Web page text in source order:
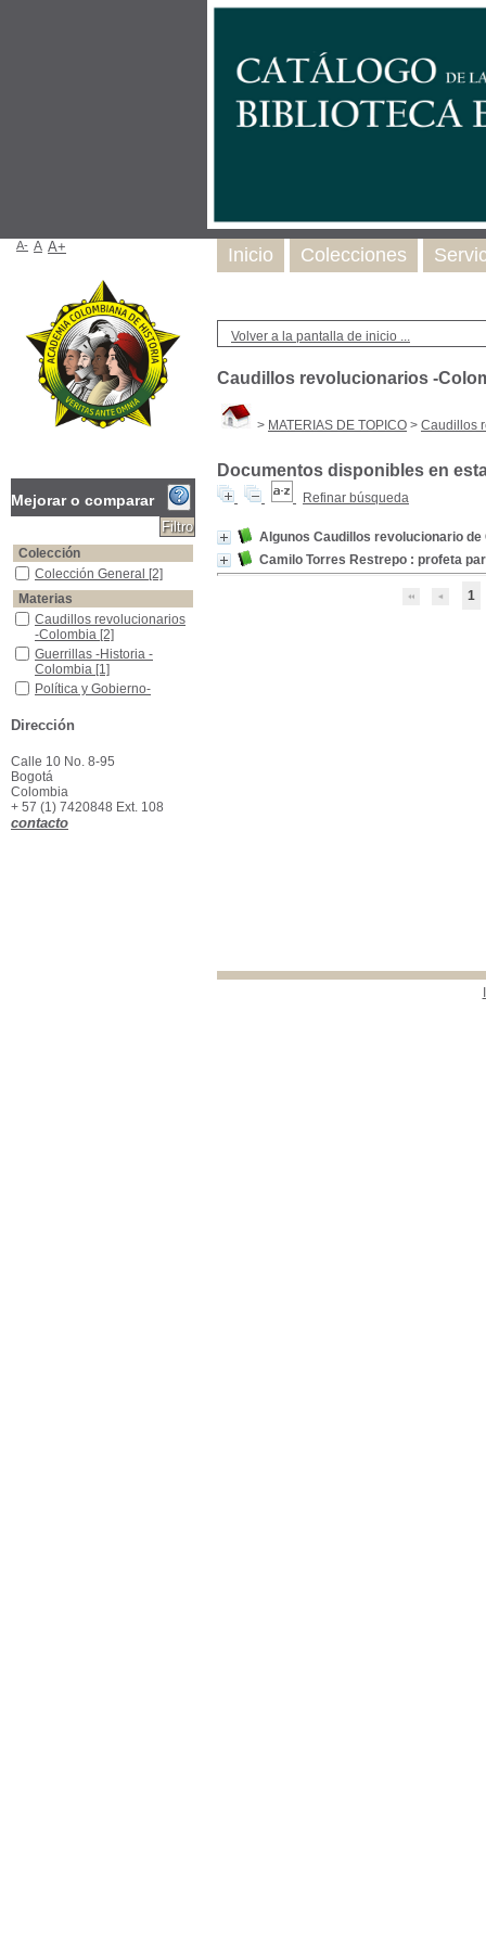
Volver a la pantalla de inicio ...
Caudillos revolucionarios -
> MATERIAS DE TOPICO > Caudillos
Documentos disponibles en
Refinar búsqueda
Algunos Caudillos revolucionario de
Camilo Torres Restrepo : profeta
1
Inicio Colecciones
A- A A+
Mejorar o comparar
Colección
Colección General
Colección General [2]
Materias
Caudillos revolucionarios -Colombia
Caudillos revolucionarios
-Colombia [2]
Guerrillas -Historia -Colombia
Guerrillas -Historia -
Colombia [1]
Política y Gobierno-Colombia
Política y Gobierno-
Siglo XX
Siglo XX
1816--Biografías
Vida y Obra--Torres Tenorio,Camilo, 1766-1816
Vida y Obra--Torres
Tenorio,Camilo, 1766-
1816[1]
Dirección
Calle 10 No. 8-95
Bogotá
Colombia
+ 57 (1) 7420848 Ext. 108
contacto